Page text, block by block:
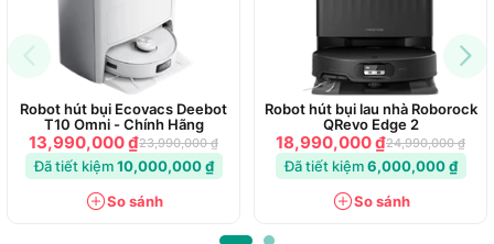
Robot hút bụi Ecovacs Deebot
T10 Omni - Chính Hãng
13,990,000 ₫23,990,000 ₫
Đã tiết kiệm10,000,000 ₫
So sánh
Robot hút bụi lau nhà Roborock
QRevo Edge 2
18,990,000 ₫24,990,000 ₫
Đã tiết kiệm6,000,000 ₫
So sánh